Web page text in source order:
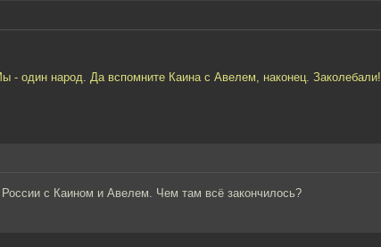
- один народ. Да вспомните Каина с Авелем, наконец. Заколебали!
с Каином и Авелем. Чем там всё закончилось?